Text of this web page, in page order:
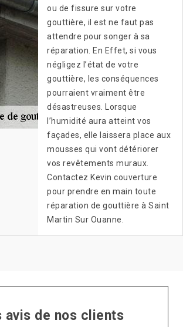
ou de fissure sur votre
gouttière, il est ne faut pas
attendre pour songer à sa
réparation. En Effet, si vous
négligez l’état de votre
gouttière, les conséquences
pourraient vraiment être
désastreuses. Lorsque
l’humidité aura atteint vos
façades, elle laissera place aux
mousses qui vont détériorer
vos revêtements muraux.
Contactez Kevin couverture
pour prendre en main toute
réparation de gouttière à Saint
Martin Sur Ouanne.
avis de nos clients